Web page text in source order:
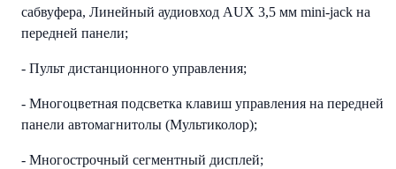
сабвуфера, Линейный аудиовход AUX 3,5 мм mini-jack на
передней панели;
- Пульт дистанционного управления;
- Многоцветная подсветка клавиш управления на передней
панели автомагнитолы (Мультиколор);
- Многострочный сегментный дисплей;